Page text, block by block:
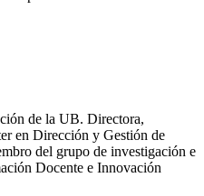
de la UB. Directora,
en Dirección y Gestión de
del grupo de investigación e
Docente e Innovación